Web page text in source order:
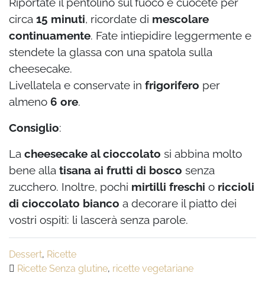
circa 15 minuti, ricordate di mescolare
continuamente. Fate intiepidire leggermente e
stendete la glassa con una spatola sulla
cheesecake.
Livellatela e conservate in frigorifero per
almeno 6 ore.
Consiglio:
La cheesecake al cioccolato si abbina molto
bene alla tisana ai frutti di bosco senza
zucchero. Inoltre, pochi mirtilli freschi o riccioli
di cioccolato bianco a decorare il piatto dei
vostri ospiti: li lascerà senza parole.
Dessert, Ricette
Ricette Senza glutine, ricette vegetariane